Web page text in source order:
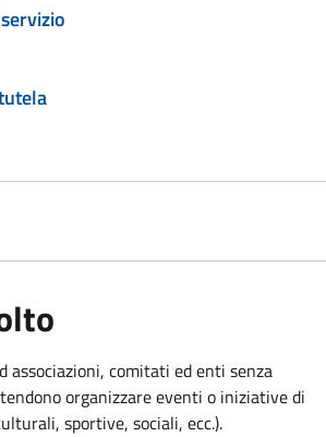
associazioni, comitati ed enti senza
organizzare eventi o iniziative di
sportive, sociali, ecc.).